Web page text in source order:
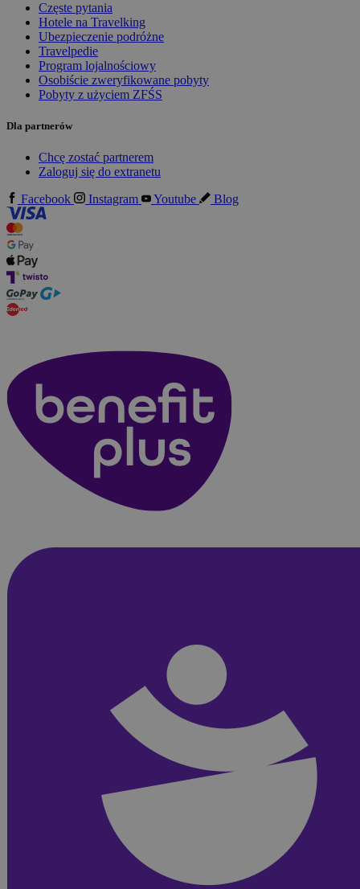
Częste pytania
Hotele na Travelking
Ubezpieczenie podróżne
Travelpedie
Program lojalnościowy
Osobiście zweryfikowane pobyty
Pobyty z użyciem ZFŚS
Dla partnerów
Chcę zostać partnerem
Zaloguj się do extranetu
Facebook
Instagram Youtube Blog